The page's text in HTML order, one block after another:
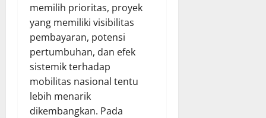
memilih prioritas, proyek
yang memiliki visibilitas
pembayaran, potensi
pertumbuhan, dan efek
sistemik terhadap
mobilitas nasional tentu
lebih menarik
dikembangkan. Pada